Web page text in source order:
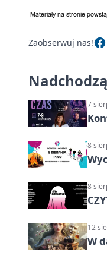
Zaobserwuj nas!
7
8
8
12
W